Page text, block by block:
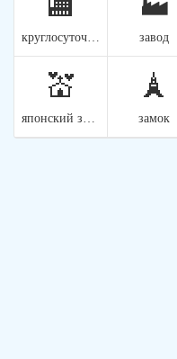
круглосуточный магазин завод
💒
японский замок
🗼
замок